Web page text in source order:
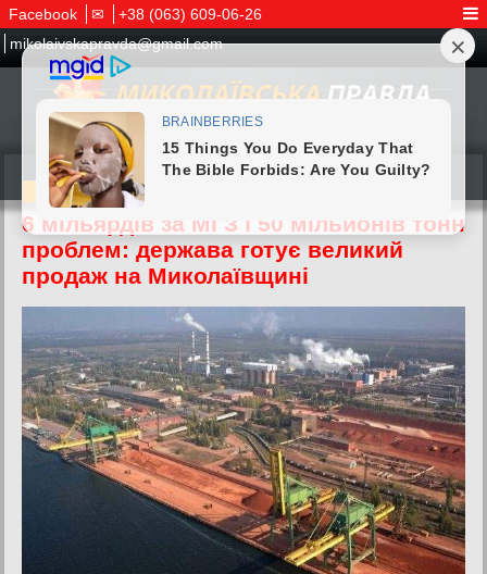
Facebook ✉
+38 (063) 609-06-26
mikolaivskapravda@gmail.com
04.06.2026
6 мільярдів за МГЗ і 50 мільйонів тонн
проблем: держава готує великий
продаж на Миколаївщині